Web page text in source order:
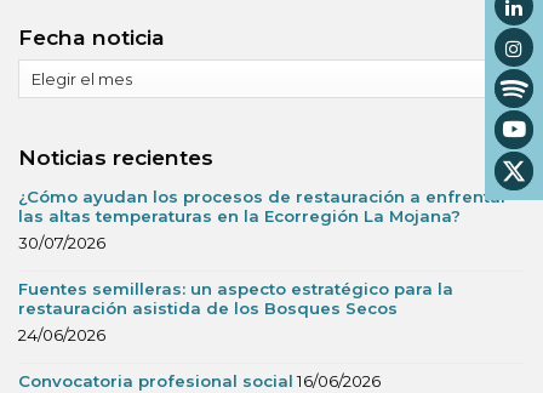
Fecha noticia
noticia
Noticias recientes
¿Cómo ayudan los procesos de restauración a enfrentar
las altas temperaturas en la Ecorregión La Mojana?
30/07/2026
Fuentes semilleras: un aspecto estratégico para la
restauración asistida de los Bosques Secos
24/06/2026
Convocatoria profesional social 16/06/2026